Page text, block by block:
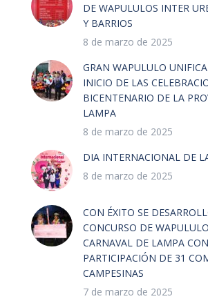
DE WAPULULOS INTER
Y BARRIOS
8 de marzo de 2025
GRAN WAPULULO
INICIO DE LAS
BICENTENARIO DE LA
LAMPA
8 de marzo de 2025
DIA INTERNACIONAL DE
8 de marzo de 2025
CON ÉXITO SE
CONCURSO DE
CARNAVAL DE LAMPA
PARTICIPACIÓN DE 31
CAMPESINAS
7 de marzo de 2025